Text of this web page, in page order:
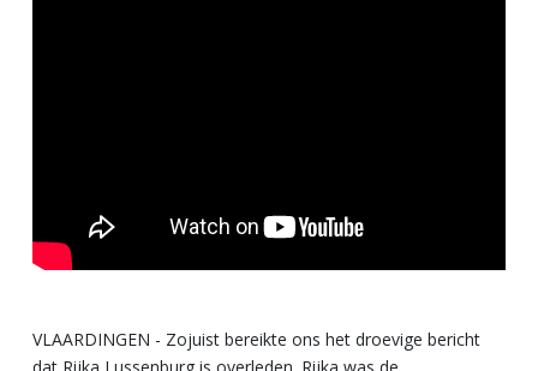
VLAARDINGEN - Zojuist bereikte ons het droevige bericht